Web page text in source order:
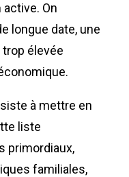
On
longue date, une
élevée
à mettre en
liste
primordiaux,
familiales,